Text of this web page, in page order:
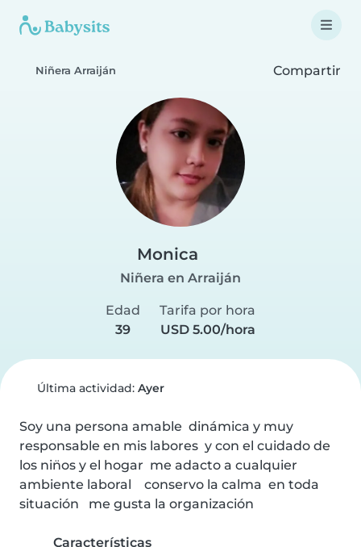
Niñera Arraiján Compartir
Monica
Niñera en Arraiján
Edad
39
Tarifa por hora
USD 5.00/hora
Última actividad: Ayer
Soy una persona amable  dinámica y muy
responsable en mis labores  y con el cuidado de
los nin̈os y el hogar  me adacto a cualquier
ambiente laboral    conservo la calma  en toda
situación   me gusta la organización
Características